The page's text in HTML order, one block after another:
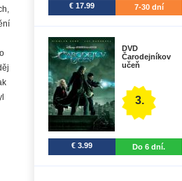
€ 17.99 7-30 dní
DVD
Čarodejníkov
učeň
3.
€ 3.99 Do 6 dní.